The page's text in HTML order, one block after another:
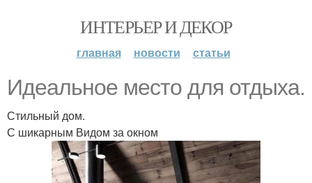
ИНТЕРЬЕР И ДЕКОР
главная новости статьи
Идеальное место для отдыха.
Стильный дом.
С шикарным Видом за окном